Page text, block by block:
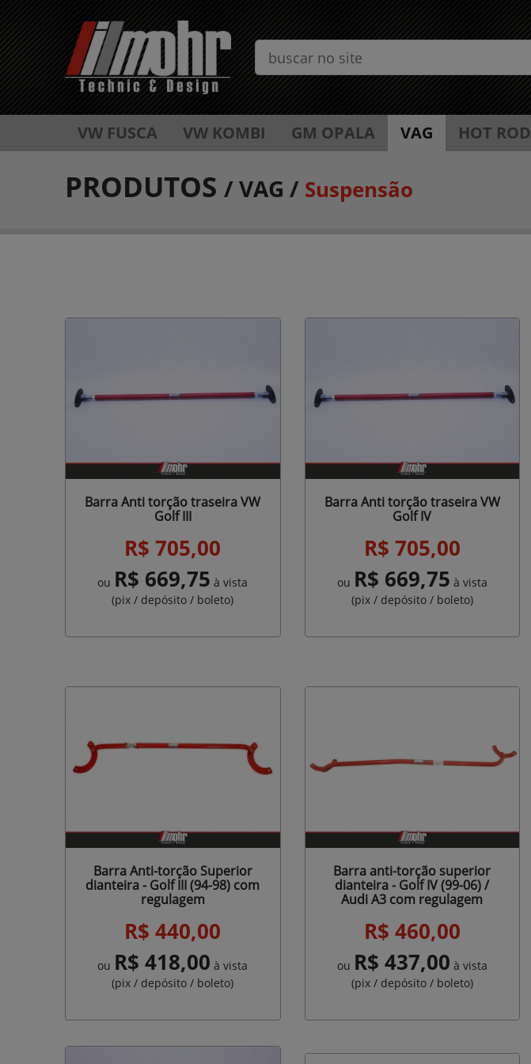
VW FUSCA VW KOMBI GM OPALA VAG HOT ROD
PRODUTOS/VAG / Suspensão
Barra Anti torção traseira VW
Golf III
R$ 705,00
ou R$ 669,75 à vista
(pix / depósito / boleto)
Barra Anti torção traseira VW
Golf IV
R$ 705,00
ou R$ 669,75 à vista
(pix / depósito / boleto)
Barra Anti-torção Superior
dianteira - Golf III (94-98) com
regulagem
R$ 440,00
ou R$ 418,00 à vista
(pix / depósito / boleto)
Barra anti-torção superior
dianteira - Golf IV (99-06) /
Audi A3 com regulagem
R$ 460,00
ou R$ 437,00 à vista
(pix / depósito / boleto)